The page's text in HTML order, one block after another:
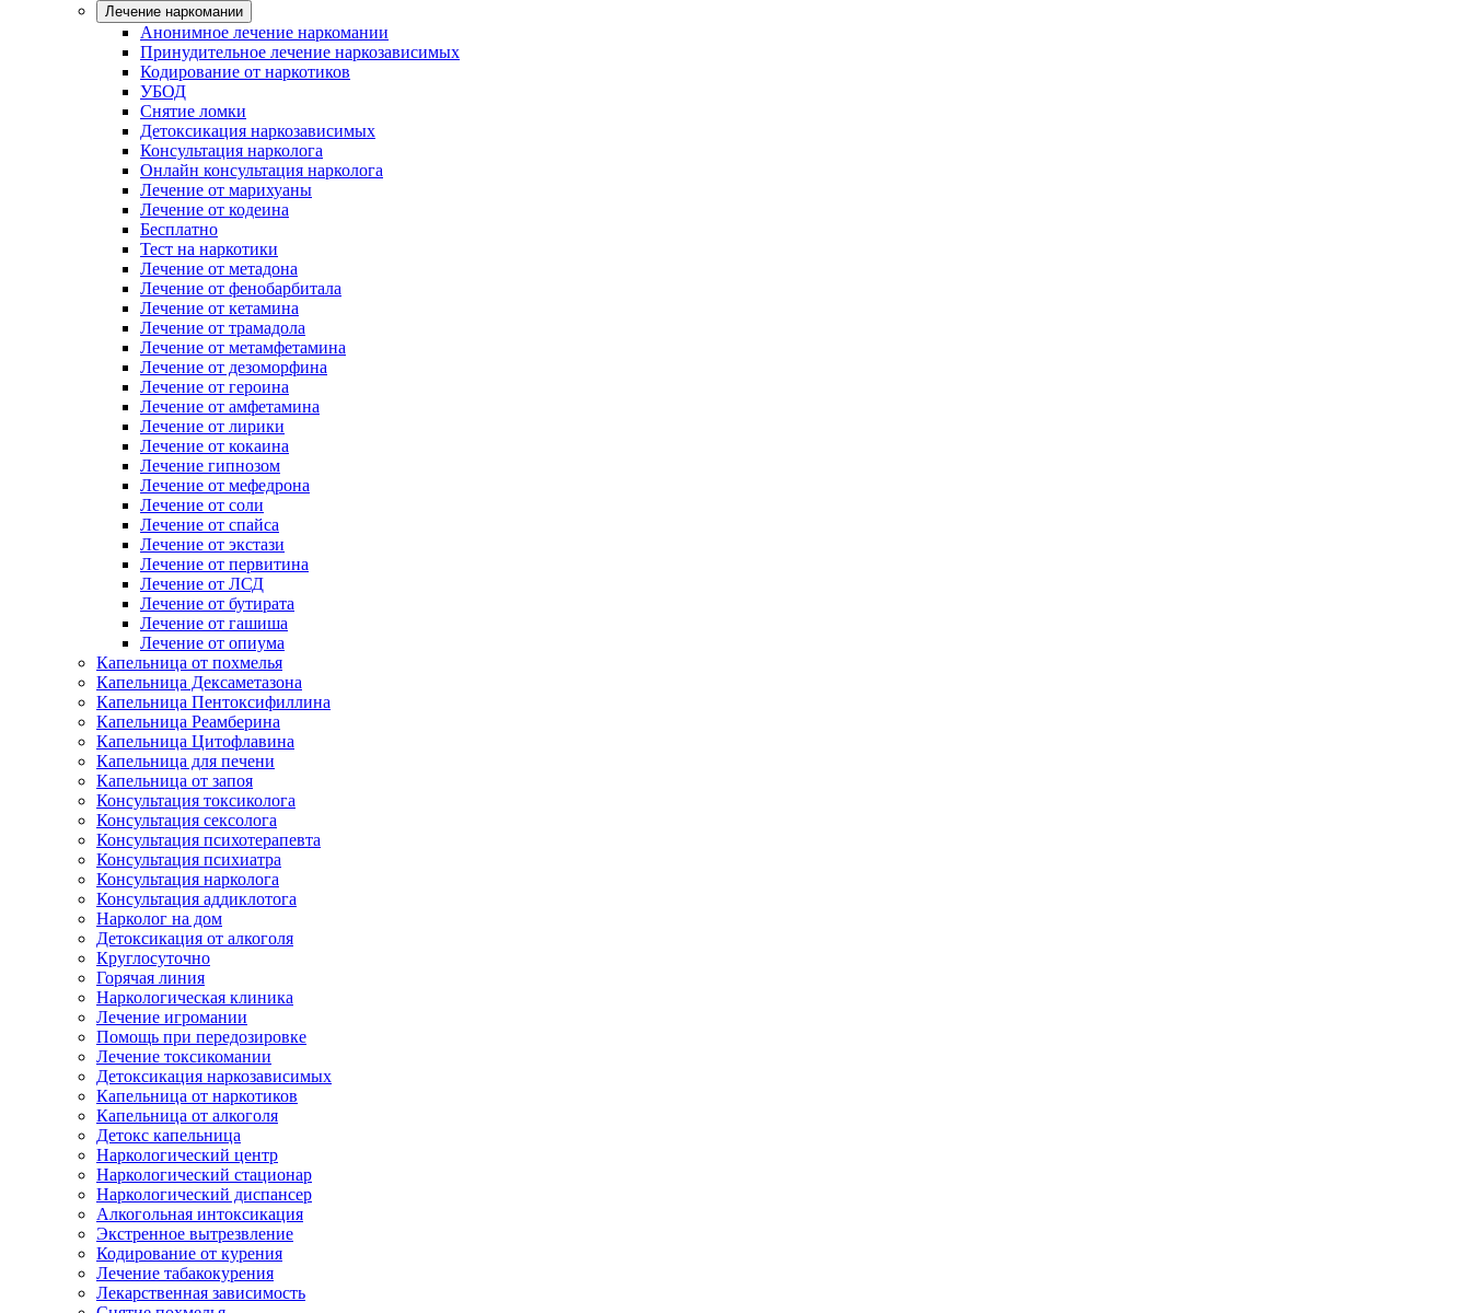
Лечение наркомании
Анонимное лечение наркомании
Принудительное лечение наркозависимых
Кодирование от наркотиков
УБОД
Снятие ломки
Детоксикация наркозависимых
Консультация нарколога
Онлайн консультация нарколога
Лечение от марихуаны
Лечение от кодеина
Бесплатно
Тест на наркотики
Лечение от метадона
Лечение от фенобарбитала
Лечение от кетамина
Лечение от трамадола
Лечение от метамфетамина
Лечение от дезоморфина
Лечение от героина
Лечение от амфетамина
Лечение от лирики
Лечение от кокаина
Лечение гипнозом
Лечение от мефедрона
Лечение от соли
Лечение от спайса
Лечение от экстази
Лечение от первитина
Лечение от ЛСД
Лечение от бутирата
Лечение от гашиша
Лечение от опиума
Капельница от похмелья
Капельница Дексаметазона
Капельница Пентоксифиллина
Капельница Реамберина
Капельница Цитофлавина
Капельница для печени
Капельница от запоя
Консультация токсиколога
Консультация сексолога
Консультация психотерапевта
Консультация психиатра
Консультация нарколога
Консультация аддиклотога
Нарколог на дом
Детоксикация от алкоголя
Круглосуточно
Горячая линия
Наркологическая клиника
Лечение игромании
Помощь при передозировке
Лечение токсикомании
Детоксикация наркозависимых
Капельница от наркотиков
Капельница от алкоголя
Детокс капельница
Наркологический центр
Наркологический стационар
Наркологический диспансер
Алкогольная интоксикация
Экстренное вытрезвление
Кодирование от курения
Лечение табакокурения
Лекарственная зависимость